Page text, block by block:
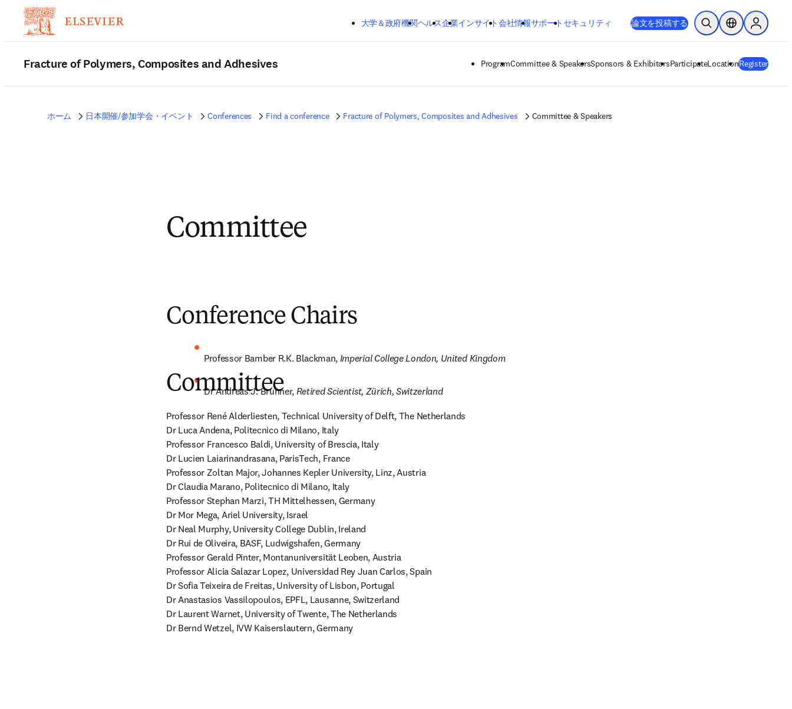
メインのコンテンツにスキップする
大学＆政府機関ヘルス企業インサイト会社情報サポート 新しいタブ／ウィンドウで開く
opens in new tab/window
セキュリティ 論文を投稿する 検索を開くロケーションセ
Sign in to
Fracture of Polymers, Composites and Adhesives ProgramCommittee & SpeakersSponsors & ExhibitorsParticipateLocationRegister
ホーム 日本開催/参加学会・イベント Conferences Find a conference Fracture of Polymers, Composites and Adhesives Committee & Speakers
Committee
Conference Chairs
Professor Bamber R.K. Blackman, Imperial College London, United Kingdom
Dr Andreas J. Brunner, Retired Scientist, Zürich, Switzerland
Committee
Professor René Alderliesten, Technical University of Delft, The Netherlands
Dr Luca Andena, Politecnico di Milano, Italy
Professor Francesco Baldi, University of Brescia, Italy
Dr Lucien Laiarinandrasana, ParisTech, France
Professor Zoltan Major, Johannes Kepler University, Linz, Austria
Dr Claudia Marano, Politecnico di Milano, Italy
Professor Stephan Marzi, TH Mittelhessen, Germany
Dr Mor Mega, Ariel University, Israel
Dr Neal Murphy, University College Dublin, Ireland
Dr Rui de Oliveira, BASF, Ludwigshafen, Germany
Professor Gerald Pinter, Montanuniversität Leoben, Austria
Professor Alicia Salazar Lopez, Universidad Rey Juan Carlos, Spain
Dr Sofia Teixeira de Freitas, University of Lisbon, Portugal
Dr Anastasios Vassilopoulos, EPFL, Lausanne, Switzerland
Dr Laurent Warnet, University of Twente, The Netherlands
Dr Bernd Wetzel, IVW Kaiserslautern, Germany